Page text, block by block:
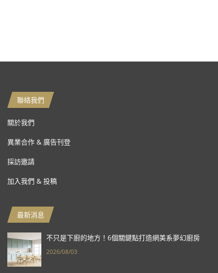
聯絡我們
關於我們
異業合作 & 廣告刊登
採訪邀請
加入我們 & 投稿
最新消息
不只是下廚的地方！6個關鍵點打造網美系夢幻廚房
2026/08/03